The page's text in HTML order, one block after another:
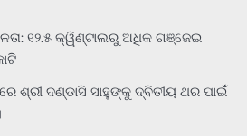
୧୨.୫ କ୍ୱିଣ୍ଟାଲରୁ ଅଧିକ ଗଞ୍ଜେଇ
ଶ୍ରୀ ଦଣ୍ଡାସି ସାହୁଙ୍କୁ ଦ୍ବିତୀୟ ଥର ପାଇଁ